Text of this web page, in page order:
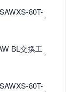
80T-
BL交換工
80T-